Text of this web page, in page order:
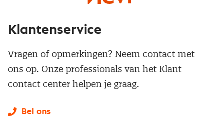
Klantenservice
Vragen of opmerkingen? Neem contact met
ons op. Onze professionals van het Klant
contact center helpen je graag.
Bel ons